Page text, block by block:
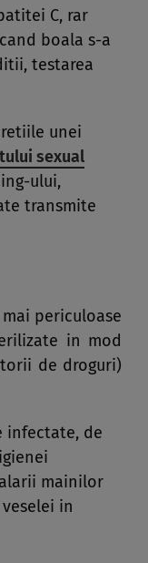
C, rar
boala s-a
testarea
unei
sexual
ului,
transmite
periculoase
in mod
de droguri)
infectate, de
mainilor
in